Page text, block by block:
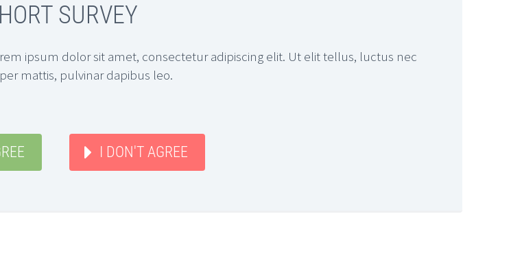
SURVEY
ipsum dolor sit amet, consectetur adipiscing elit. Ut elit tellus, luctus nec
mattis, pulvinar dapibus leo.
I DON'T AGREE